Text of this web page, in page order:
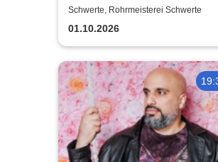
Schwerte, Rohrmeisterei Schwerte
01.10.2026